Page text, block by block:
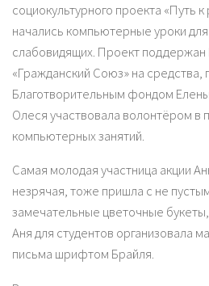
социокультурного проекта «Путь
начались компьютерные уроки
слабовидящих. Проект
«Гражданский Союз» на средства,
Благотворительным фондом
Олеся участвовала волонтёром в
компьютерных занятий.
Самая молодая участница акции
незрячая, тоже пришла с не
замечательные цветочные
Аня для студентов организовала
письма шрифтом Брайля.